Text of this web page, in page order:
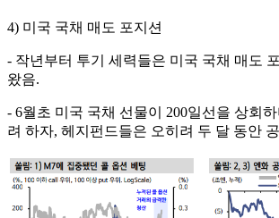
4) 미국 국채 매도 포지션
- 작년부터 투기 세력들은 미국 국채 매도
왔음.
- 6월초 미국 국채 선물이 200일선을 상회
려 하자, 헤지펀드들은 오히려 두 달 동안